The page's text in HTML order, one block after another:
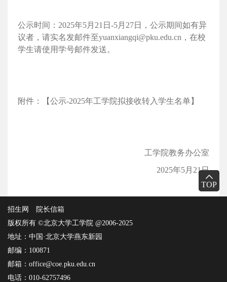
TOP
公示时间：2025年5月21日-5月27日，公示期间如有异
议者，请实名发邮件至yuanxiangqi@pku.edu.cn，在校
学生请使用学号邮件发送。
附件 ： 【公示-2025年工学院拟接收转入学生名单】
工学院教务办公室
2025年5月21日
招生网
院长信箱
版权所有 ©北京大学工学院 @2006-2025
地址：中国·北京大学燕东新园
邮编：100871
邮箱：office@coe.pku.edu.cn
电话：010-62757496